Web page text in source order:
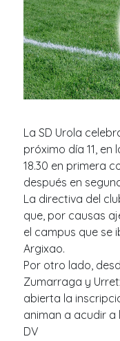
La SD Urola
próximo día 11, en
18.30 en primera
después en
La directiva del
que, por causas
el campus que se
Argixao.
Por otro lado,
Zumarraga y
abierta la
animan a acudir a
DV